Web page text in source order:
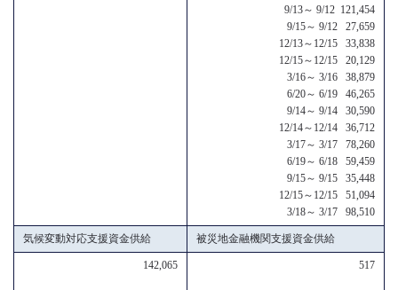
9/13～ 9/12 121,454
9/15～ 9/12 27,659
12/13～12/15 33,838
12/15～12/15 20,129
3/16～ 3/16 38,879
6/20～ 6/19 46,265
9/14～ 9/14 30,590
12/14～12/14 36,712
3/17～ 3/17 78,260
6/19～ 6/18 59,459
9/15～ 9/15 35,448
12/15～12/15 51,094
3/18～ 3/17 98,510
気候変動対応支援資金供給 被災地金融機関支援資金供給
142,065 517